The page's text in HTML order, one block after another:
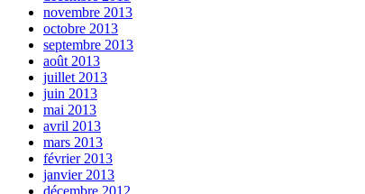
novembre 2013
octobre 2013
septembre 2013
août 2013
juillet 2013
juin 2013
mai 2013
avril 2013
mars 2013
février 2013
janvier 2013